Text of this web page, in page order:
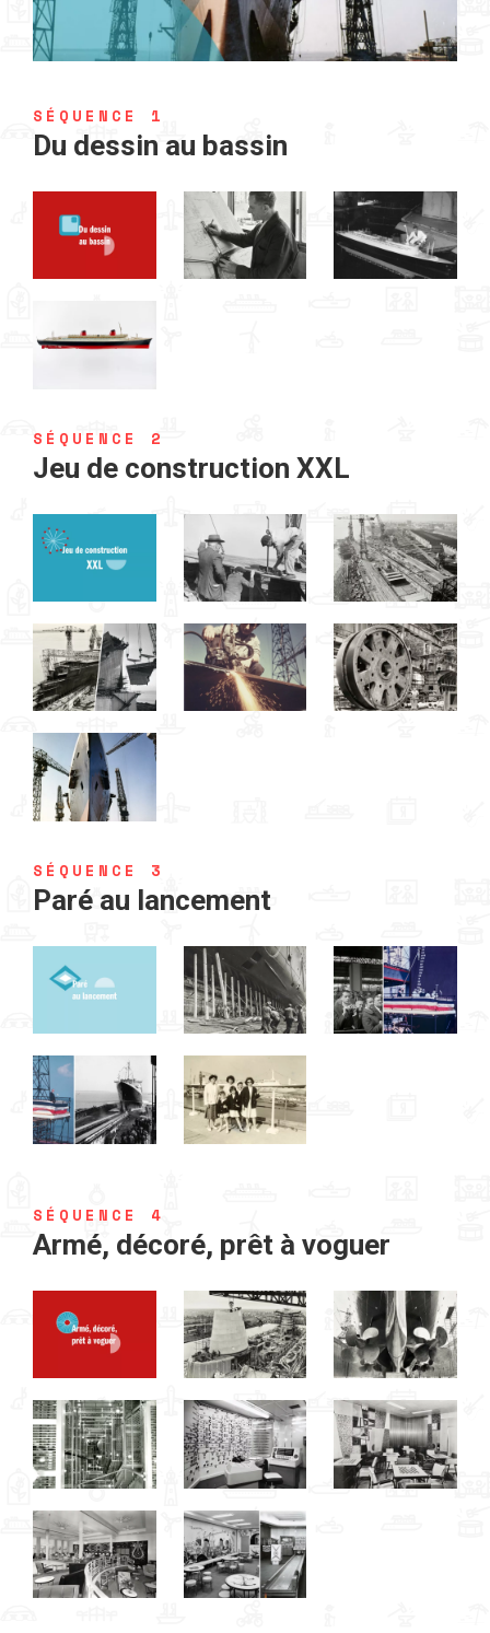
SÉQUENCE 1
Du dessin au bassin
SÉQUENCE 2
Jeu de construction XXL
SÉQUENCE 3
Paré au lancement
SÉQUENCE 4
Armé, décoré, prêt à voguer